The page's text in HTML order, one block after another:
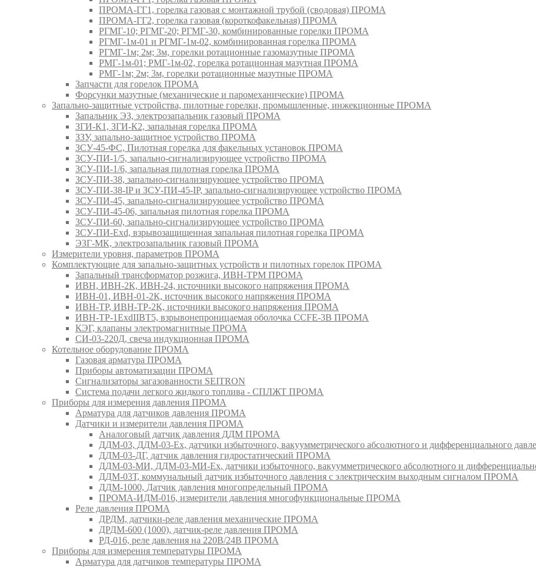
ПРОМА-ГГ1, горелка газовая с монтажной трубой (сводовая) ПРОМА
ПРОМА-ГГ2, горелка газовая (короткофакельная) ПРОМА
РГМГ-10; РГМГ-20; РГМГ-30, комбинированные горелки ПРОМА
РГМГ-1м-01 и РГМГ-1м-02, комбинированная горелка ПРОМА
РГМГ-1м; 2м; 3м, горелки ротационные газомазутные ПРОМА
РМГ-1м-01; РМГ-1м-02, горелка ротационная мазутная ПРОМА
РМГ-1м; 2м; 3м, горелки ротационные мазутные ПРОМА
Запчасти для горелок ПРОМА
Форсунки мазутные (механические и паромеханические) ПРОМА
Запально-защитные устройства, пилотные горелки, промышленные, инжекционные ПРОМА
Запальник ЭЗ, электрозапальник газовый ПРОМА
ЗГИ-К1, ЗГИ-К2, запальная горелка ПРОМА
ЗЗУ, запально-защитное устройство ПРОМА
ЗСУ-45-ФС, Пилотная горелка для факельных установок ПРОМА
ЗСУ-ПИ-1/5, запально-сигнализирующее устройство ПРОМА
ЗСУ-ПИ-1/6, запальная пилотная горелка ПРОМА
ЗСУ-ПИ-38, запально-сигнализирующее устройство ПРОМА
ЗСУ-ПИ-38-IP и ЗСУ-ПИ-45-IP, запально-сигнализирующее устройство ПРОМА
ЗСУ-ПИ-45, запально-сигнализирующее устройство ПРОМА
ЗСУ-ПИ-45-06, запальная пилотная горелка ПРОМА
ЗСУ-ПИ-60, запально-сигнализирующее устройство ПРОМА
ЗСУ-ПИ-Exd, взрывозащищенная запальная пилотная горелка ПРОМА
ЭЗГ-МК, электрозапальник газовый ПРОМА
Измерители уровня, параметров ПРОМА
Комплектующие для запально-защитных устройств и пилотных горелок ПРОМА
Запальный трансформатор розжига, ИВН-ТРМ ПРОМА
ИВН, ИВН-2К, ИВН-24, источники высокого напряжения ПРОМА
ИВН-01, ИВН-01-2К, источник высокого напряжения ПРОМА
ИВН-ТР, ИВН-ТР-2К, источники высокого напряжения ПРОМА
ИВН-ТР-1ExdIIBT5, взрывонепроницаемая оболочка CCFE-3B ПРОМА
КЭГ, клапаны электромагнитные ПРОМА
СИ-03-220Д, свеча индукционная ПРОМА
Котельное оборудование ПРОМА
Газовая арматура ПРОМА
Приборы автоматизации ПРОМА
Сигнализаторы загазованности SEITRON
Система подачи легкого жидкого топлива - СПЛЖТ ПРОМА
Приборы для измерения давления ПРОМА
Арматура для датчиков давления ПРОМА
Датчики и измерители давления ПРОМА
Аналоговый датчик давления ДДМ ПРОМА
ДДМ-03, ДДМ-03-Ех, датчики избыточного, вакуумметрического абсолютного и дифференциального
ДДМ-03-ДГ, датчик давления гидростатический ПРОМА
ДДМ-03-МИ, ДДМ-03-МИ-Ех, датчики избыточного, вакуумметрического абсолютного и
ДДМ-03Т, коммунальный датчик избыточного давления с электрическим выходным сигналом ПРОМА
ДДМ-1000, Датчик давления многопредельный ПРОМА
ПРОМА-ИДМ-016, измерители давления многофункциональные ПРОМА
Реле давления ПРОМА
ДРДМ, датчики-реле давления механические ПРОМА
ДРДМ-600 (1000), датчик-реле давления ПРОМА
РД-016, реле давления на 220В/24В ПРОМА
Приборы для измерения температуры ПРОМА
Арматура для датчиков температуры ПРОМА